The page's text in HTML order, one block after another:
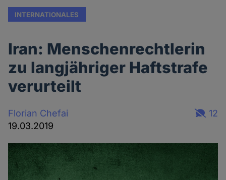
INTERNATIONALES
Iran: Menschenrechtlerin
zu langjähriger Haftstrafe
verurteilt
Florian Chefai
19.03.2019
12